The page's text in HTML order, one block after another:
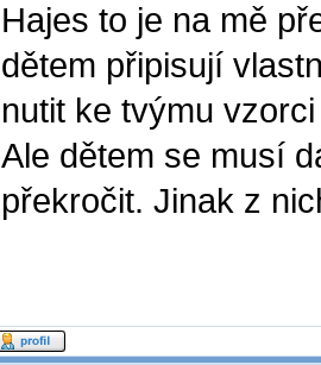
Hajes to je na mě
dětem připisují
nutit ke tvýmu
Ale dětem se musí
překročit. Jinak z